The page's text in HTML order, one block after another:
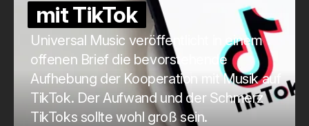
mit TikTok
Universal Music veröffentlicht in einem
offenen Brief die bevorstehende
Aufhebung der Kooperation mit Musik auf
TikTok. Der Aufwand und der Schmerz
TikToks sollte wohl groß sein.